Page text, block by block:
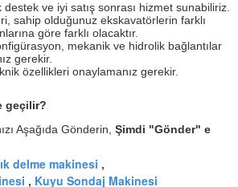
ve iyi satış sonrası hizmet sunabiliriz.
sahip olduğunuz ekskavatörlerin farklı
göre farklı olacaktır.
mekanik ve hidrolik bağlantılar
gerekir.
özellikleri onaylamanız gerekir.
geçilir?
Aşağıda Gönderin, Şimdi "Gönder" e
delme makinesi ,
, Kuyu Sondaj Makinesi